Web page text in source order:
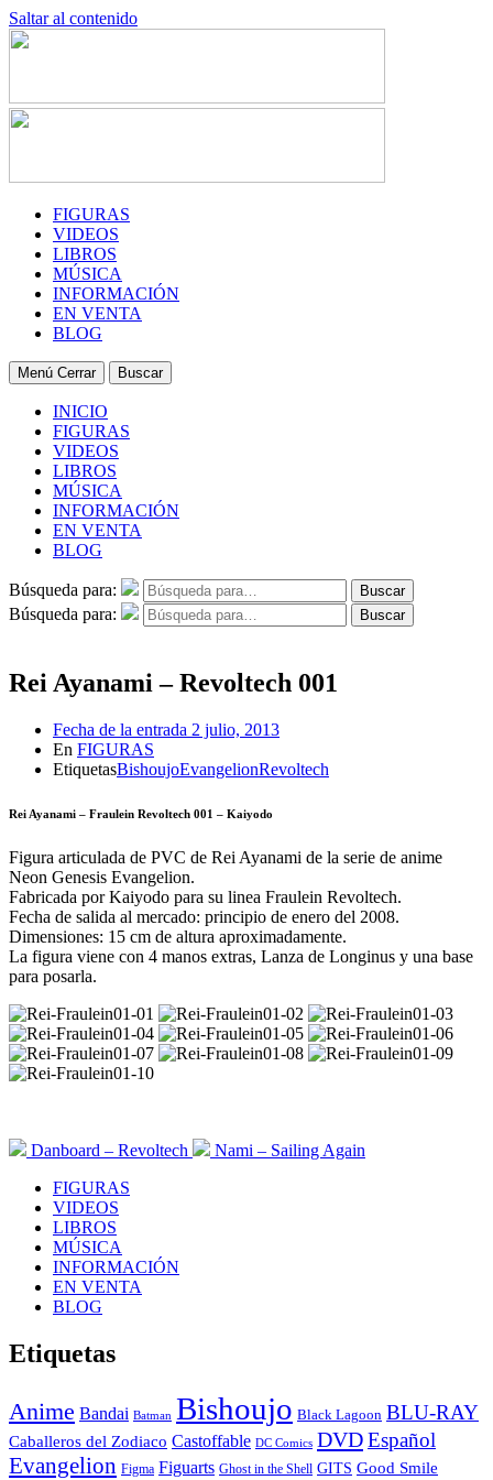
Saltar al contenido
FIGURAS
VIDEOS
LIBROS
MÚSICA
INFORMACIÓN
EN VENTA
BLOG
Menú Cerrar Buscar
INICIO
FIGURAS
VIDEOS
LIBROS
MÚSICA
INFORMACIÓN
EN VENTA
BLOG
Búsqueda para: Buscar
Búsqueda para: Buscar
Rei Ayanami – Revoltech 001
Fecha de la entrada 2 julio, 2013
En FIGURAS
EtiquetasBishoujoEvangelionRevoltech
Rei Ayanami – Fraulein Revoltech 001 – Kaiyodo
Figura articulada de PVC de Rei Ayanami de la serie de anime
Neon Genesis Evangelion.
Fabricada por Kaiyodo para su linea Fraulein Revoltech.
Fecha de salida al mercado: principio de enero del 2008.
Dimensiones: 15 cm de altura aproximadamente.
La figura viene con 4 manos extras, Lanza de Longinus y una base
para posarla.
Danboard – Revoltech
Nami – Sailing Again
FIGURAS
VIDEOS
LIBROS
MÚSICA
INFORMACIÓN
EN VENTA
BLOG
Etiquetas
Anime Bandai Batman Bishoujo Black Lagoon BLU-RAY
Caballeros del Zodiaco Castoffable DC Comics DVDEspañol
Evangelion Figma Figuarts Ghost in the Shell GITS Good Smile